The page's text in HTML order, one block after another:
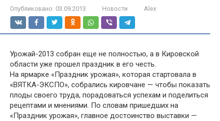
Опубликовано: 03.09.2013 Новости Alex
Урожай-2013 собран еще не полностью, а в Кировской
области уже прошел праздник в его честь.
На ярмарке «Праздник урожая», которая стартовала в
«ВЯТКА-ЭКСПО», собрались кировчане — чтобы показать
плоды своего труда, порадоваться успехам и поделиться
рецептами и мнениями. По словам пришедших на
«Праздник урожая», главное достоинство выставки —